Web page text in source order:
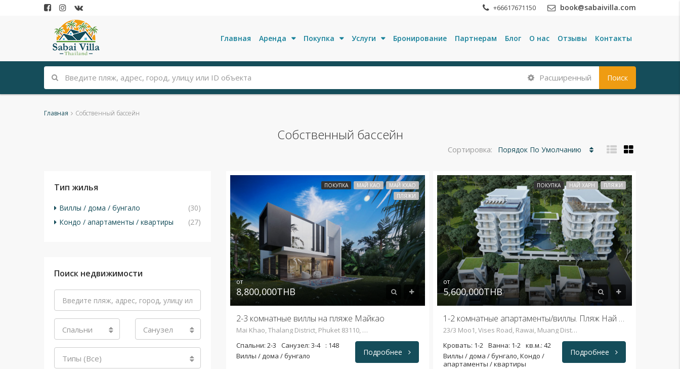
+66617671150 book@sabaivilla.com
Главная Аренда Покупка Услуги Бронирование Партнерам Блог О нас Отзывы Контакты
Расширенный Поиск
Главная Собственный бассейн
Собственный бассейн
Сортировка: Порядок По Умолчанию
ПОКУПКА МАЙ КАО
МАЙ КХАО
ПЛЯЖИ
от
8,800,000THB
2-3 комнатные виллы на пляже Майкао
Mai Khao, Thalang District, Phuket 83110, Таиланд
Спальни: 2-3
Санузел: 3-4
: 148
Виллы / дома / бунгало
Подробнее
ПОКУПКА НАЙ ХАРН ПЛЯЖИ
от
5,600,000THB
1-2 комнатные апартаменты/виллы. Пляж Най Харн
23/3 Moo1, Vises Road, Rawai, Muang District, Phuket 83100, Thailand, Phuket, Muang, ภูเก็ต 83100, Таиланд
Кровать: 1-2 Ванна: 1-2 кв.м.: 42
Виллы / дома / бунгало, Кондо /
апартаменты / квартиры
Подробнее
Тип жилья
Виллы / дома / бунгало
(30)
Кондо / апартаменты / квартиры
(27)
Поиск недвижимости
Спальни Санузел
Типы (Все)